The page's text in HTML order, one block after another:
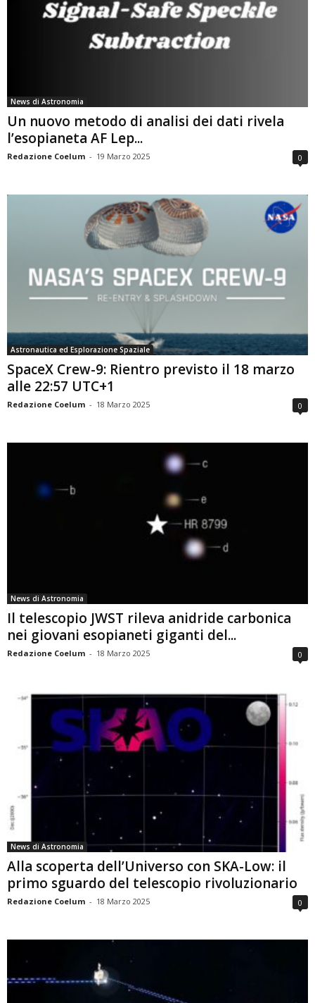
News di Astronomia
Un nuovo metodo di analisi dei dati rivela
l’esopianeta AF Lep...
Redazione Coelum - 19 Marzo 2025 0
Astronautica ed Esplorazione Spaziale
SpaceX Crew-9: Rientro previsto il 18 marzo
alle 22:57 UTC+1
Redazione Coelum - 18 Marzo 2025 0
News di Astronomia
Il telescopio JWST rileva anidride carbonica
nei giovani esopianeti giganti del...
Redazione Coelum - 18 Marzo 2025 0
News di Astronomia
Alla scoperta dell’Universo con SKA-Low: il
primo sguardo del telescopio rivoluzionario
Redazione Coelum - 18 Marzo 2025 0